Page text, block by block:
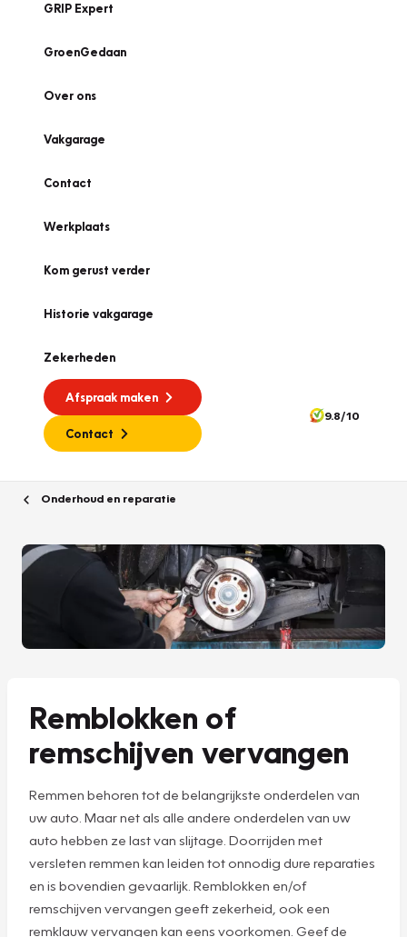
GRIP Expert
GroenGedaan
Over ons
Vakgarage
Contact
Werkplaats
Kom gerust verder
Historie vakgarage
Zekerheden
Afspraak maken
Contact
9.8/10
Onderhoud en reparatie
Remblokken of
remschijven vervangen
Remmen behoren tot de belangrijkste onderdelen van
uw auto. Maar net als alle andere onderdelen van uw
auto hebben ze last van slijtage. Doorrijden met
versleten remmen kan leiden tot onnodig dure reparaties
en is bovendien gevaarlijk. Remblokken en/of
remschijven vervangen geeft zekerheid, ook een
remklauw vervangen kan eens voorkomen. Geef de